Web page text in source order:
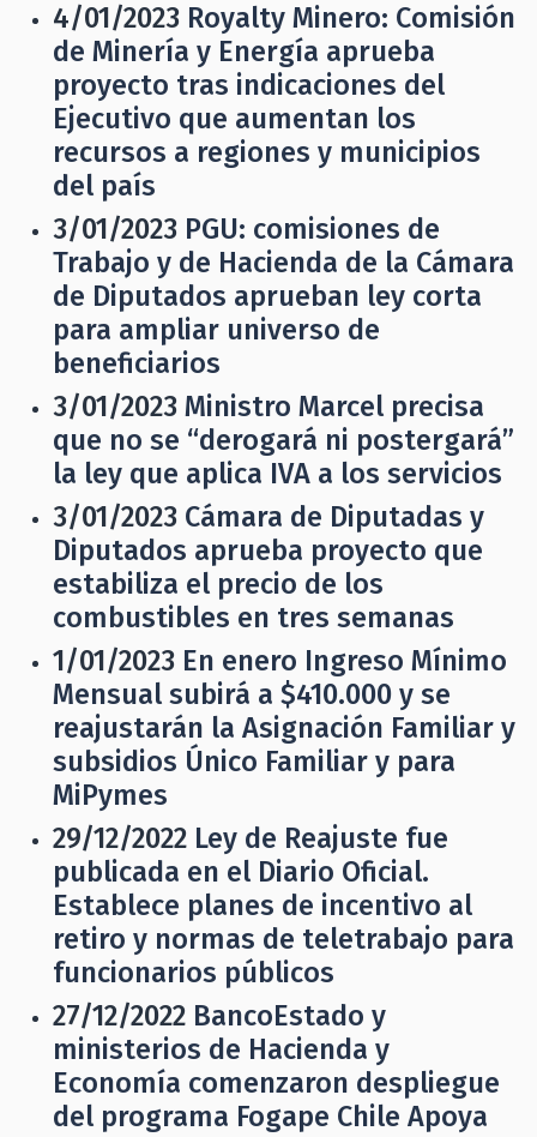
4/01/2023 Royalty Minero: Comisión
de Minería y Energía aprueba
proyecto tras indicaciones del
Ejecutivo que aumentan los
recursos a regiones y municipios
del país
3/01/2023 PGU: comisiones de
Trabajo y de Hacienda de la Cámara
de Diputados aprueban ley corta
para ampliar universo de
beneficiarios
3/01/2023 Ministro Marcel precisa
que no se “derogará ni postergará”
la ley que aplica IVA a los servicios
3/01/2023 Cámara de Diputadas y
Diputados aprueba proyecto que
estabiliza el precio de los
combustibles en tres semanas
1/01/2023 En enero Ingreso Mínimo
Mensual subirá a $410.000 y se
reajustarán la Asignación Familiar y
subsidios Único Familiar y para
MiPymes
29/12/2022 Ley de Reajuste fue
publicada en el Diario Oficial.
Establece planes de incentivo al
retiro y normas de teletrabajo para
funcionarios públicos
27/12/2022 BancoEstado y
ministerios de Hacienda y
Economía comenzaron despliegue
del programa Fogape Chile Apoya